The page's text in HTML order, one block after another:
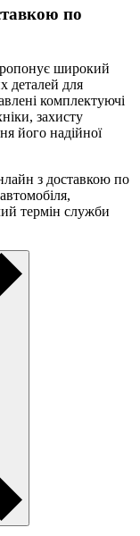
по
широкий
деталей для
комплектуючі
захисту
його надійної
з доставкою по
термін служби